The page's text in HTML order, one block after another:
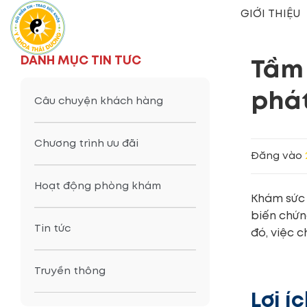
qua
nội
dung
GIỚI THIỆU
DANH MỤC TIN TỨC
Câu chuyện khách hàng
Chương trình ưu đãi
Hoạt động phòng khám
Tin tức
Truyền thông
Đăng vào
Khám
biến
đó, việc
Lợi